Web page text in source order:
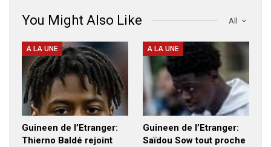
All
You Might Also Like
A LA UNE
Guineen de l’Etranger:
Thierno Baldé rejoint
A LA UNE
Guineen de l’Etranger:
Saïdou Sow tout proche